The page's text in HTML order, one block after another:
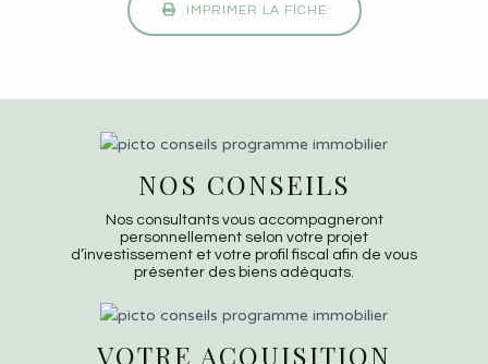
IMPRIMER LA FICHE
NOS CONSEILS
Nos consultants vous accompagneront
personnellement selon votre projet
d’investissement et votre profil fiscal afin de vous
présenter des biens adéquats.
VOTRE ACQUISITION